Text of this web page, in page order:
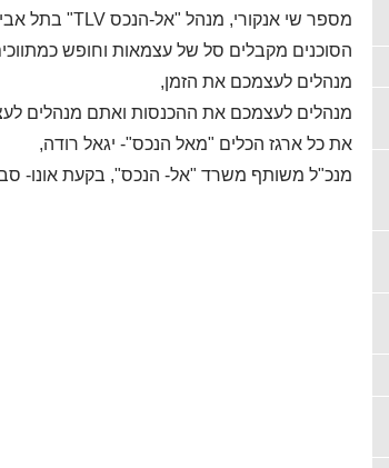
מספר שי אנקורי, מנהל "אל-הנכס TLV" בתל
הסוכנים מקבלים סל של עצמאות וחופש
מנהלים לעצמכם את הזמן,
מנהלים לעצמכם את ההכנסות ואתם מנהלים
את כל ארגז הכלים "מאל הנכס"- יגאל רודה,
מנכ"ל משותף משרד "אל- הנכס", בקעת אונו-